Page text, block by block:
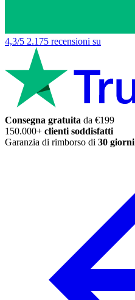
4,3/5 2.175 recensioni su
Consegna gratuita da €199
150.000+ clienti soddisfatti
Garanzia di rimborso di 30 giorni